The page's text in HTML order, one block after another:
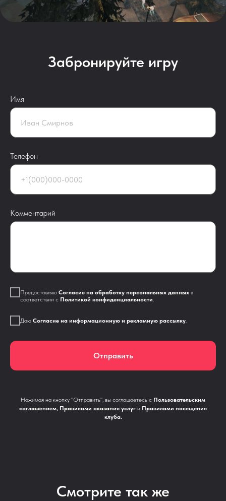
Забронируйте игру
Имя
Телефон
Комментарий
Предоставляю Согласие на обработку персональных данных в
соответствии с Политикой конфиденциальности.
Даю Согласие на информационную и рекламную рассылку
Отправить
Нажимая на кнопку "Отправить", вы соглашаетесь с Пользовательским
соглашением, Правилами оказания услуг и Правилами посещения
клуба.
Смотрите так же